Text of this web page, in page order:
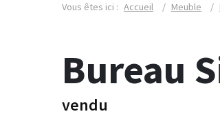
Vous êtes ici : Accueil / Meuble /
Bureau
vendu